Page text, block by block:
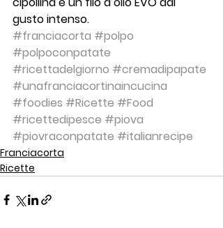
gusto intenso.
#franciacorta #polpo
#polpoconpatate
#ricettadelgiorno #cremadipapate
#unafranciacortinaincucina
#foodies #Ricette #Food
#ricettedipesce #piova
#piovraconpatate #italianrecipe
Franciacorta
Ricette